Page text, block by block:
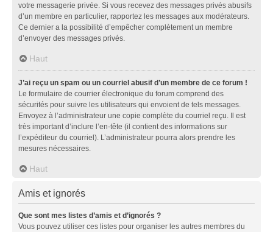
votre messagerie privée. Si vous recevez des messages privés abusifs
d’un membre en particulier, rapportez les messages aux modérateurs.
Ce dernier a la possibilité d’empêcher complètement un membre
d’envoyer des messages privés.
Haut
J’ai reçu un spam ou un courriel abusif d’un membre de ce forum !
Le formulaire de courrier électronique du forum comprend des
sécurités pour suivre les utilisateurs qui envoient de tels messages.
Envoyez à l’administrateur une copie complète du courriel reçu. Il est
très important d’inclure l’en-tête (il contient des informations sur
l’expéditeur du courriel). L’administrateur pourra alors prendre les
mesures nécessaires.
Haut
Amis et ignorés
Que sont mes listes d’amis et d’ignorés ?
Vous pouvez utiliser ces listes pour organiser les autres membres du